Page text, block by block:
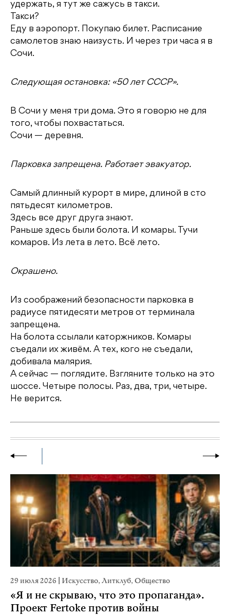
удержать, я тут же сажусь в такси.
Такси?
Еду в аэропорт. Покупаю билет. Расписание
самолетов знаю наизусть. И через три часа я в
Сочи.
Следующая остановка: «50 лет СССР».
В Сочи у меня три дома. Это я говорю не для
того, чтобы похвастаться.
Сочи — деревня.
Парковка запрещена. Работает эвакуатор.
Самый длинный курорт в мире, длиной в сто
пятьдесят километров.
Здесь все друг друга знают.
Раньше здесь были болота. И комары. Тучи
комаров. Из лета в лето. Всё лето.
Окрашено.
Из соображений безопасности парковка в
радиусе пятидесяти метров от терминала
запрещена.
На болота ссылали каторжников. Комары
съедали их живём. А тех, кого не съедали,
добивала малярия.
А сейчас — поглядите. Взгляните только на это
шоссе. Четыре полосы. Раз, два, три, четыре.
Не верится.
29 июля 2026 Искусство,Литклуб,Общество
«Я и не скрываю, что это пропаганда».
Проект Fertoke против войны